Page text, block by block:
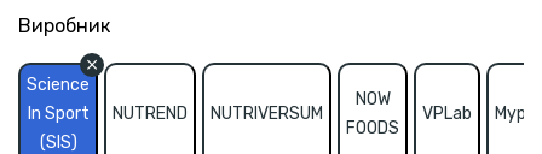
Виробник
Science
In Sport
(SIS)
NUTREND NUTRIVERSUM
NOW
FOODS
VPLab